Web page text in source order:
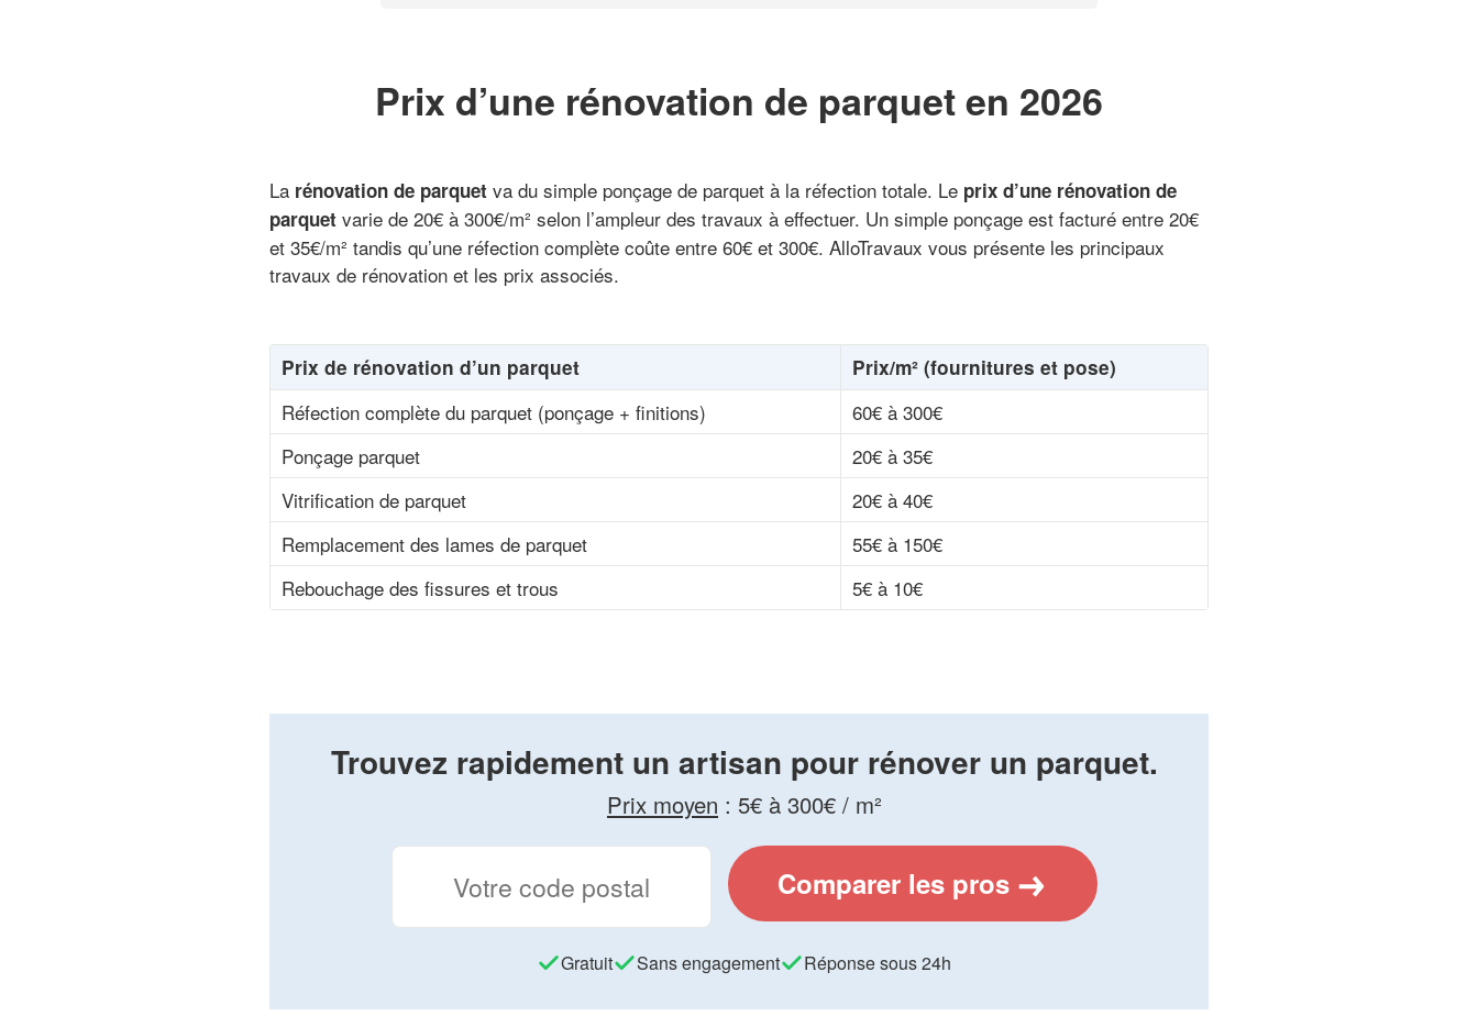
Prix d’une rénovation de parquet en 2026
La rénovation de parquet va du simple ponçage de parquet à la réfection totale. Le prix d’une rénovation de
parquet varie de 20€ à 300€/m² selon l’ampleur des travaux à effectuer. Un simple ponçage est facturé entre 20€
et 35€/m² tandis qu’une réfection complète coûte entre 60€ et 300€. AlloTravaux vous présente les principaux
travaux de rénovation et les prix associés.
Prix de rénovation d’un parquet
Prix/m² (fournitures et pose)
Réfection complète du parquet (ponçage + finitions)
60€ à 300€
Ponçage parquet
20€ à 35€
Vitrification de parquet
20€ à 40€
Remplacement des lames de parquet
55€ à 150€
Rebouchage des fissures et trous
5€ à 10€
Trouvez rapidement un artisan pour rénover un parquet.
Prix moyen : 5€ à 300€ / m²
Comparer les pros
Gratuit Sans engagement Réponse sous 24h